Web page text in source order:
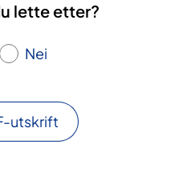
lette etter?
Nei
utskrift